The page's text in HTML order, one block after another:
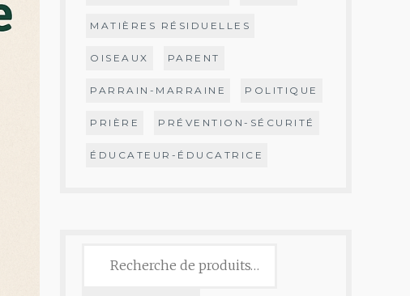
MATIÈRES RÉSIDUELLES
OISEAUX PARENT
PARRAIN-MARRAINE POLITIQUE
PRIÈRE PRÉVENTION-SÉCURITÉ
ÉDUCATEUR-ÉDUCATRICE
pour :